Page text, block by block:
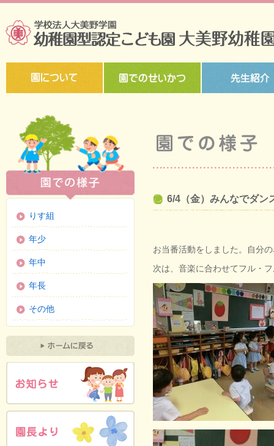
6/4（金）みんなでダ
お当番活動をしました。自分
次は、音楽に合わせてフル・
りす組
年少
年中
年長
その他